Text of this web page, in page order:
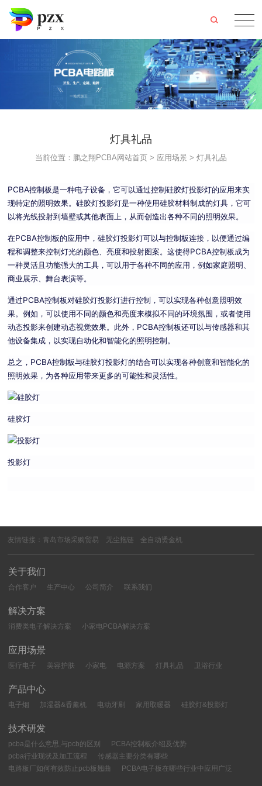
灯具礼品
当前位置： 鹏之翔PCBA网站首页 > 应用场景 > 灯具礼品
PCBA控制板是一种电子设备，它可以通过控制硅胶灯投影灯的应用来实
现特定的照明效果。硅胶灯投影灯是一种使用硅胶材料制成的灯具，它可
以将光线投射到墙壁或其他表面上，从而创造出各种不同的照明效果。
在PCBA控制板的应用中，硅胶灯投影灯可以与控制板连接，以便通过编
程和调整来控制灯光的颜色、亮度和投射图案。这使得PCBA控制板成为
一种灵活且功能强大的工具，可以用于各种不同的应用，例如家庭照明、
商业展示、舞台表演等。
通过PCBA控制板对硅胶灯投影灯进行控制，可以实现各种创意照明效
果。例如，可以使用不同的颜色和亮度来模拟不同的环境氛围，或者使用
动态投影来创建动态视觉效果。此外，PCBA控制板还可以与传感器和其
他设备集成，以实现自动化和智能化的照明控制。
总之，PCBA控制板与硅胶灯投影灯的结合可以实现各种创意和智能化的
照明效果，为各种应用带来更多的可能性和灵活性。
硅胶灯
投影灯
友情链接：青岛市场采购贸易 无尘拖链 全自动烫金机
关于我们
合作客户 生产中心 公司简介 联系我们
解决方案
消费类电子解决方案 小家电PCBA解决方案
应用场景
医疗电子 美容护肤 小家电 电源方案 灯具礼品 卫浴行业
产品中心
电子烟 加湿器&香薰机 电动牙刷 家用取暖器 硅胶灯&投影灯
技术研发
pcba是什么意思,与pcb的区别
PCBA控制板介绍及优势
pcba行业现状及加工流程
传感器主要分类有哪些
电路板厂如何有效防止pcb板翘曲
PCBA电子板在哪些行业中应用广泛